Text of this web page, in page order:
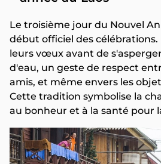
Le troisième jour du Nouvel
début officiel des
leurs vœux avant de
d'eau, un geste de respect
amis, et même envers les
Cette tradition symbolise la
au bonheur et à la santé pour